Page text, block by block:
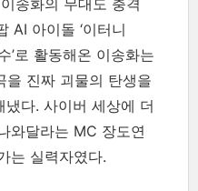
송화의 무대도 충격
AI 아이돌 ‘이터니
’로 활동해온 이송화는
을 진짜 괴물의 탄생을
다. 사이버 세상에 더
와달라는 MC 장도연
는 실력자였다.